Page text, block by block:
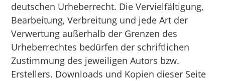
deutschen Urheberrecht. Die Vervielfältigung,
Bearbeitung, Verbreitung und jede Art der
Verwertung außerhalb der Grenzen des
Urheberrechtes bedürfen der schriftlichen
Zustimmung des jeweiligen Autors bzw.
Erstellers. Downloads und Kopien dieser Seite